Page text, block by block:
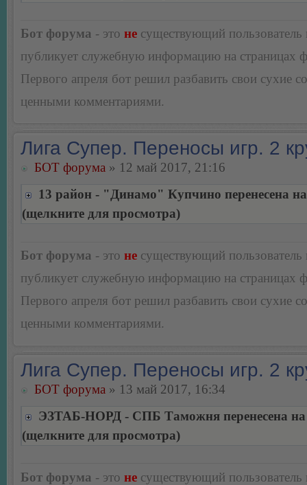
Бот форума - это не существующий пользователь
публикует служебную информацию на страницах
Первого апреля бот решил разбавить свои сухие
ценными комментариями.
Лига Супер. Переносы игр. 2
БОТ форума » 12 май 2017, 21:16
13 район - "Динамо" Купчино перенесена
(щелкните для просмотра)
Бот форума - это не существующий пользователь
публикует служебную информацию на страницах
Первого апреля бот решил разбавить свои сухие
ценными комментариями.
Лига Супер. Переносы игр. 2
БОТ форума » 13 май 2017, 16:34
ЭЗТАБ-НОРД - СПБ Таможня перенесена на
(щелкните для просмотра)
Бот форума - это не существующий пользователь